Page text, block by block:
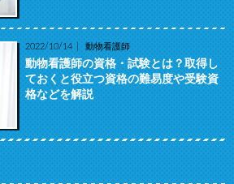
2022/10/14 動物看護師
動物看護師の資格・試験とは？取得し
ておくと役立つ資格の難易度や受験資
格などを解説